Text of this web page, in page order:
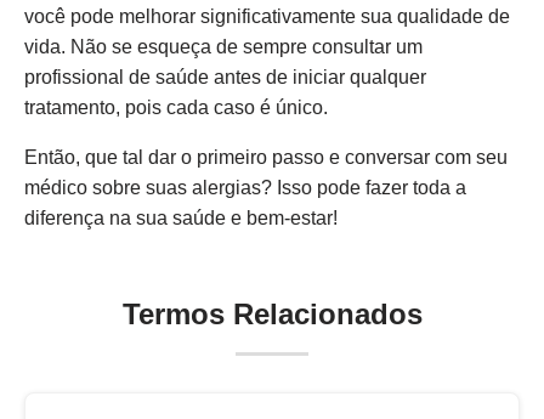
você pode melhorar significativamente sua qualidade de
vida. Não se esqueça de sempre consultar um
profissional de saúde antes de iniciar qualquer
tratamento, pois cada caso é único.
Então, que tal dar o primeiro passo e conversar com seu
médico sobre suas alergias? Isso pode fazer toda a
diferença na sua saúde e bem-estar!
Termos Relacionados